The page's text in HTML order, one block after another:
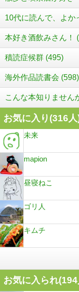
10代に読んで、よか
本好き酒飲みさん！
積読症候群 (495)
海外作品読書会 (598)
こんな本知りません
お気に入り(316
未来
mapion
昼寝ねこ
ゴリ人
キムチ
お気に入られ(194